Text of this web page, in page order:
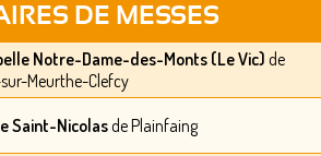
DE MESSES
Notre-Dame-des-Monts (Le Vic) de
Meurthe-Clefcy
Saint-Nicolasde Plainfaing